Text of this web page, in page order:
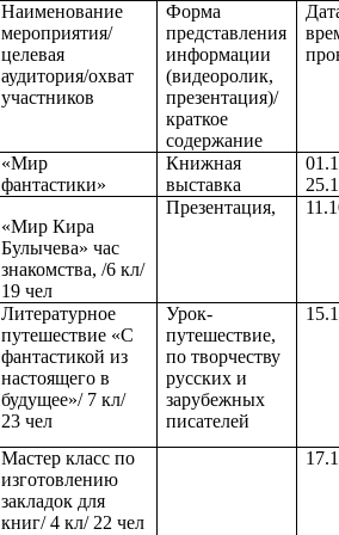
Наименование
мероприятия/
целевая
аудитория/охват
участников
Форма
представления
информации
(видеоролик,
презентация)/
краткое
содержание
«Мир
фантастики»
Книжная
выставка
«Мир Кира
Булычева» час
знакомства, /6 кл/
19 чел
Презентация,
Литературное
путешествие «С
фантастикой из
настоящего в
будущее»/ 7 кл/
23 чел
Урок-
путешествие,
по творчеству
русских и
зарубежных
писателей
Мастер класс по
изготовлению
закладок для
книг/ 4 кл/ 22 чел